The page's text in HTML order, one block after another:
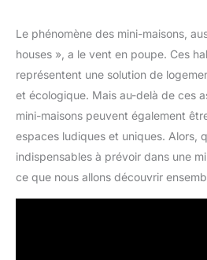
Le phénomène des mini-maisons,
houses », a le vent en poupe. Ces
représentent une solution de
et écologique. Mais au-delà de ces
mini-maisons peuvent également
espaces ludiques et uniques. Alors,
indispensables à prévoir dans une
ce que nous allons découvrir